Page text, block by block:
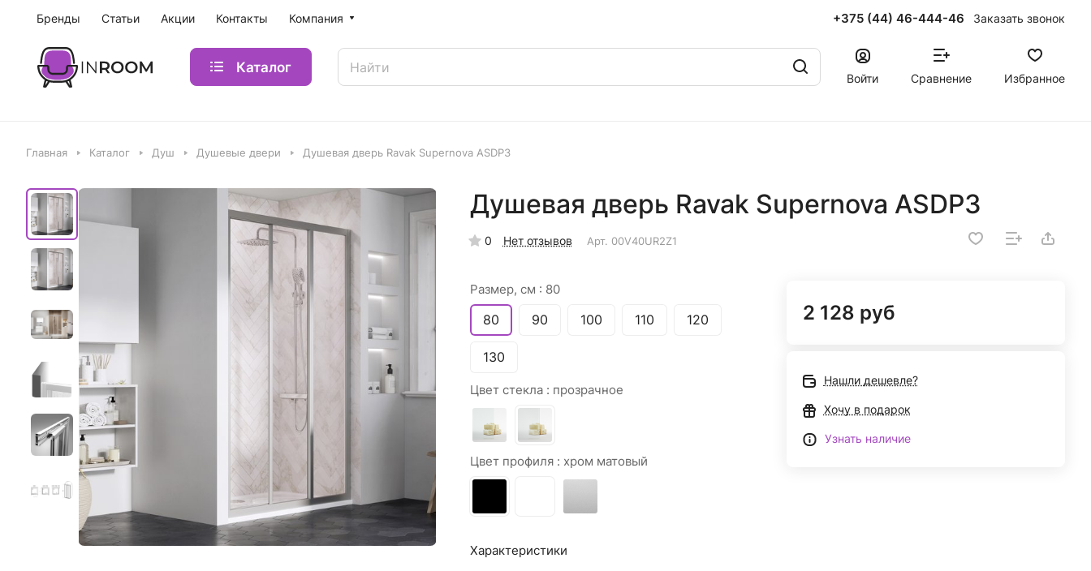
Бренды Статьи Акции Контакты Компания +375 (44) 46-444-46 Заказать звонок
Каталог
Войти Сравнение Избранное
Главная Каталог Душ Душевые двери Душевая дверь Ravak Supernova ASDP3
Душевая дверь Ravak Supernova ASDP3
0 Нет отзывов Арт. 00V40UR2Z1
Размер, см : 80
80 90 100 110 120
130
Цвет стекла : прозрачное
Цвет профиля : хром матовый
Характеристики
2 128 руб
Нашли дешевле?
Хочу в подарок
Узнать наличие